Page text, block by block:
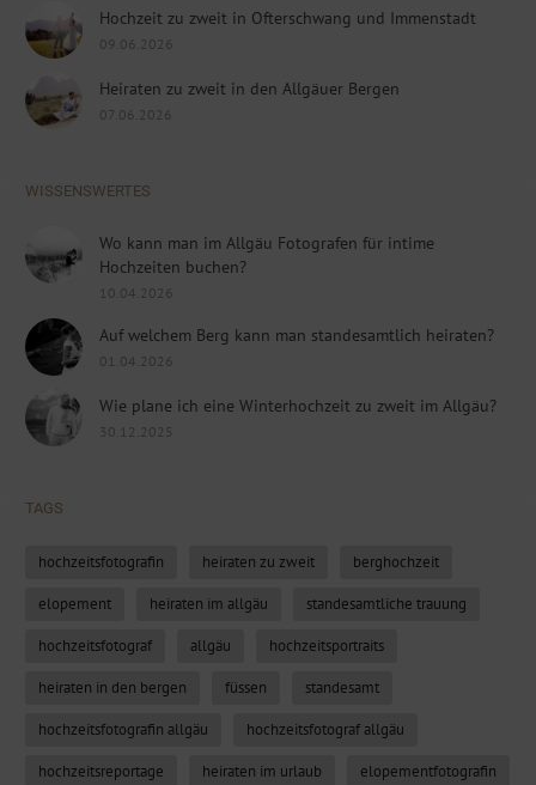
Hochzeit zu zweit in Ofterschwang und Immenstadt
09.06.2026
Heiraten zu zweit in den Allgäuer Bergen
07.06.2026
WISSENSWERTES
Wo kann man im Allgäu Fotografen für intime
Hochzeiten buchen?
10.04.2026
Auf welchem Berg kann man standesamtlich heiraten?
01.04.2026
Wie plane ich eine Winterhochzeit zu zweit im Allgäu?
30.12.2025
TAGS
hochzeitsfotografin heiraten zu zweit berghochzeit
elopement heiraten im allgäu standesamtliche trauung
hochzeitsfotograf allgäu hochzeitsportraits
heiraten in den bergen füssen standesamt
hochzeitsfotografin allgäu hochzeitsfotograf allgäu
hochzeitsreportage heiraten im urlaub elopementfotografin